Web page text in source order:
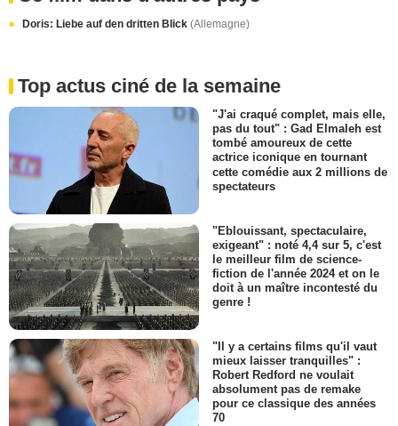
Doris: Liebe auf den dritten Blick (Allemagne)
Top actus ciné de la semaine
"J'ai craqué complet, mais elle,
pas du tout" : Gad Elmaleh est
tombé amoureux de cette
actrice iconique en tournant
cette comédie aux 2 millions de
spectateurs
"Eblouissant, spectaculaire,
exigeant" : noté 4,4 sur 5, c'est
le meilleur film de science-
fiction de l'année 2024 et on le
doit à un maître incontesté du
genre !
"Il y a certains films qu'il vaut
mieux laisser tranquilles" :
Robert Redford ne voulait
absolument pas de remake
pour ce classique des années
70